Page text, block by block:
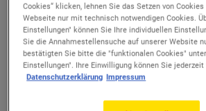
Gewinne abzuerkennen und
4. Inhalt des Gewinnspiels,
Gewinnermittlung
öffentliche Kommentieren unter dem
Cookies“ klicken, lehnen Sie das Setzen von
Webseite nur mit technisch notwendigen Cookies.
Einstellungen" können Sie Ihre individuellen
Sie die Annahmestellensuche auf unserer Website
bestätigten Sie bitte die "funktionalen Cookies"
Einstellungen". Ihre Einwilligung können Sie
Datenschutzerklärung Impressum